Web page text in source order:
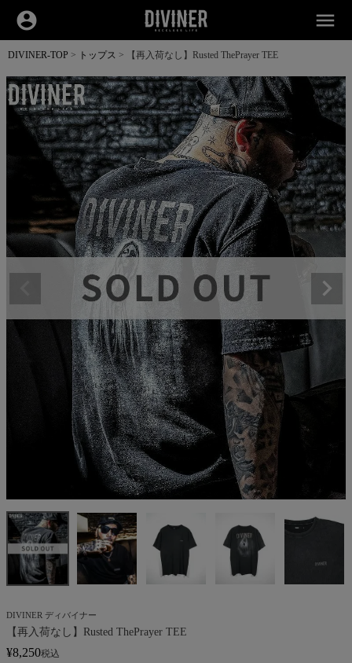
account_circle menu
DIVINER-TOP トップス 【再入荷なし】Rusted ThePrayer TEE
DIVINER ディバイナー
【再入荷なし】Rusted ThePrayer TEE
¥8,250税込